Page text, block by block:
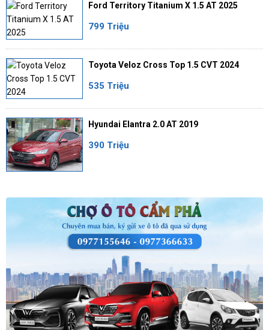
Ford Territory Titanium X 1.5 AT 2025
799 Triệu
Toyota Veloz Cross Top 1.5 CVT 2024
535 Triệu
Hyundai Elantra 2.0 AT 2019
390 Triệu